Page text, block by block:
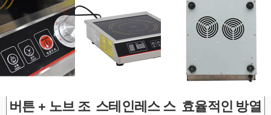
버튼 + 노브 조 스테인레스 스 효율적인 방열